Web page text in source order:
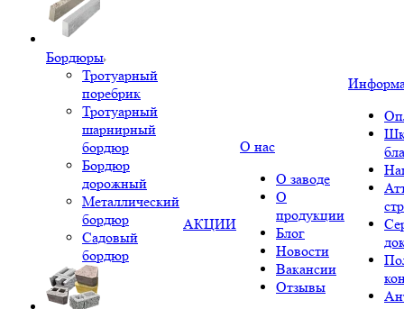
Бордюры
Тротуарный
поребрик
Тротуарный
шарнирный
бордюр
Бордюр
дорожный
Металлический
бордюр
Садовый
бордюр
АКЦИИ
О нас
О заводе
О
продукции
Блог
Новости
Вакансии
Отзывы